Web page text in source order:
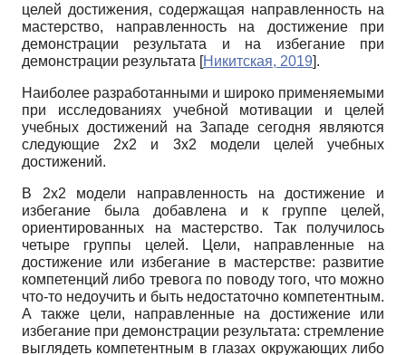
целей достижения, содержащая направленность на
мастерство, направленность на достижение при
демонстрации результата и на избегание при
демонстрации результата [Никитская, 2019].
Наиболее разработанными и широко применяемыми
при исследованиях учебной мотивации и целей
учебных достижений на Западе сегодня являются
следующие 2х2 и 3х2 модели целей учебных
достижений.
В 2х2 модели направленность на достижение и
избегание была добавлена и к группе целей,
ориентированных на мастерство. Так получилось
четыре группы целей. Цели, направленные на
достижение или избегание в мастерстве: развитие
компетенций либо тревога по поводу того, что можно
что-то недоучить и быть недостаточно компетентным.
А также цели, направленные на достижение или
избегание при демонстрации результата: стремление
выглядеть компетентным в глазах окружающих либо